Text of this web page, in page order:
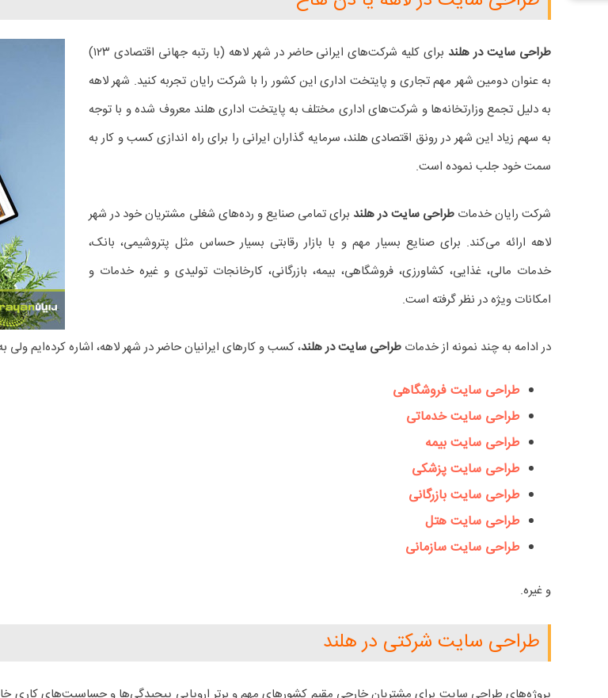
طراحی سایت در هلند
برای کلیه شرکت‌های ایرانی حاضر در شهر لاهه (با رتبه جهانی اقتصادی ۱۲۳)
به عنوان دومین شهر مهم تجاری و پایتخت اداری این کشور را با شرکت رایان تجربه کنید. شهر لاهه
به دلیل تجمع وزارتخانه‌ها و شرکت‌های اداری مختلف به پایتخت اداری هلند معروف شده و با توجه
به سهم زیاد این شهر در رونق اقتصادی هلند، سرمایه گذاران ایرانی را برای راه اندازی کسب و کار به
سمت خود جلب نموده است.
شرکت رایان خدماتطراحی سایت در هلند برای تمامی صنایع و رده‌های شغلی مشتریان خود در شهر
لاهه ارائه می‌کند. برای صنایع بسیار مهم و با بازار رقابتی بسیار حساس مثل پتروشیمی، بانک،
خدمات مالی، غذایی، کشاورزی، فروشگاهی، بیمه، بازرگانی، کارخانجات تولیدی و غیره خدمات و
امکانات ویژه در نظر گرفته است.
در ادامه به چند نمونه از خدمات طراحی سایت در هلند، کسب و کارهای ایرانیان حاضر در شهر لاهه، اشاره کرده‌ایم
طراحی سایت فروشگاهی
طراحی سایت خدماتی
طراحی سایت بیمه
طراحی سایت پزشکی
طراحی سایت بازرگانی
طراحی سایت هتل
طراحی سایت سازمانی
و غیره.
طراحی سایت شرکتی در هلند